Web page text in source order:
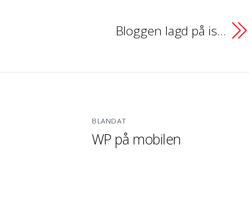
Bloggen lagd på is…
BLANDAT
WP på mobilen